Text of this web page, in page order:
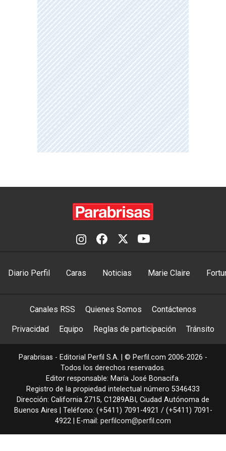
Diario Perfil Caras Noticias Marie Claire
Canales RSS Quienes Somos Contáctenos
Privacidad Equipo Reglas de participación Tránsito
Parabrisas - Editorial Perfil S.A. | © Perfil.com 2006-2026 -
Todos los derechos reservados.
Editor responsable: María José Bonacifa.
Registro de la propiedad intelectual número 5346433
Dirección: California 2715, C1289ABI , Ciudad Autónoma de
Buenos Aires | Teléfono: (+5411) 7091-4921 / (+5411) 7091-
4922 | E-mail: perfilcom@perfil.com